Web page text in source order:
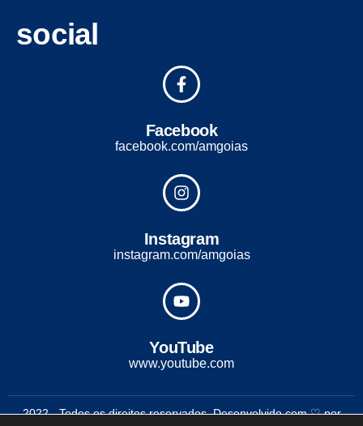
social
Facebook
facebook.com/amgoias
Instagram
instagram.com/amgoias
YouTube
www.youtube.com
2022 - Todos os direitos reservados. Desenvolvido com ♡ por